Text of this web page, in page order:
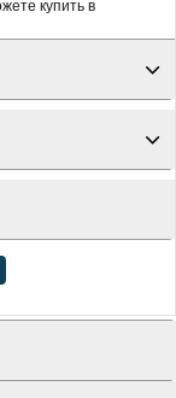
купить в